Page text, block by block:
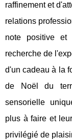
raffinement et
relations
note positive et
recherche de
d'un cadeau à la
de Noël du
sensorielle
plus à faire et
privilégié de